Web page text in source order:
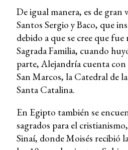
De igual manera, es de gran
Santos Sergio y Baco, que
debido a que se cree que
Sagrada Familia, cuando
parte, Alejandría cuenta
San Marcos, la Catedral de
Santa Catalina.
En Egipto también se
sagrados para el
Sinaí, donde Moisés recibió